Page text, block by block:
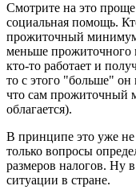
Смотрите на это
социальная помощь.
прожиточный
меньше прожиточного
кто-то работает и
то с этого "больше" он
что сам прожиточный
облагается).
В принципе это уже не
только вопросы
размеров налогов. Ну
ситуации в стране.